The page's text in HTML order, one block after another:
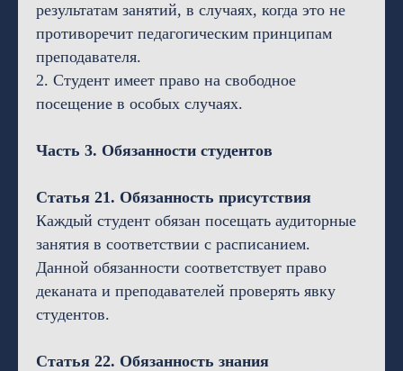
результатам занятий, в случаях, когда это не
противоречит педагогическим принципам
преподавателя.
2. Студент имеет право на свободное
посещение в особых случаях.
Часть 3. Обязанности студентов
Статья 21. Обязанность присутствия
Каждый студент обязан посещать аудиторные
занятия в соответствии с расписанием.
Данной обязанности соответствует право
деканата и преподавателей проверять явку
студентов.
Статья 22. Обязанность знания